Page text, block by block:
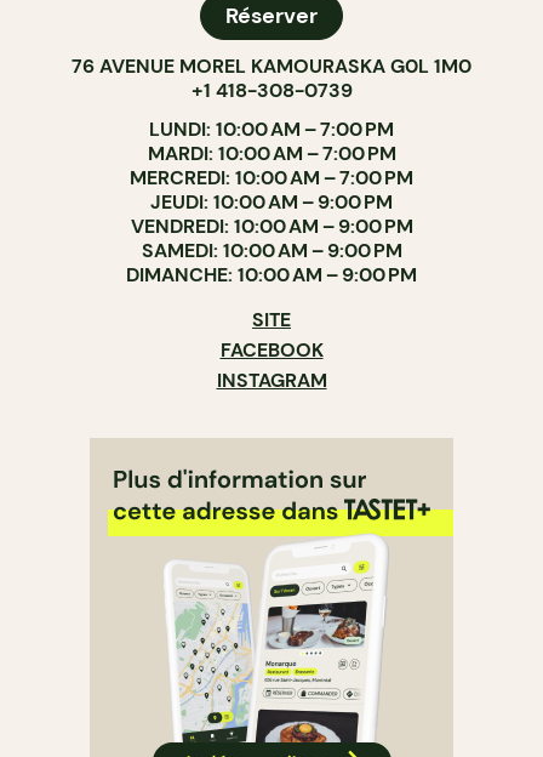
Réserver
76 AVENUE MOREL KAMOURASKA G0L 1M0
+1 418-308-0739
LUNDI: 10:00 AM – 7:00 PM
MARDI: 10:00 AM – 7:00 PM
MERCREDI: 10:00 AM – 7:00 PM
JEUDI: 10:00 AM – 9:00 PM
VENDREDI: 10:00 AM – 9:00 PM
SAMEDI: 10:00 AM – 9:00 PM
DIMANCHE: 10:00 AM – 9:00 PM
SITE
FACEBOOK
INSTAGRAM